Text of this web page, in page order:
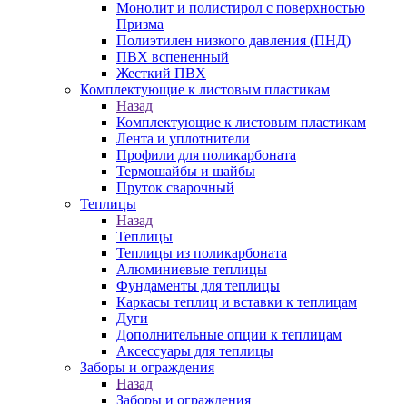
Монолит и полистирол с поверхностью
Призма
Полиэтилен низкого давления (ПНД)
ПВХ вспененный
Жесткий ПВХ
Комплектующие к листовым пластикам
Назад
Комплектующие к листовым пластикам
Лента и уплотнители
Профили для поликарбоната
Термошайбы и шайбы
Пруток сварочный
Теплицы
Назад
Теплицы
Теплицы из поликарбоната
Алюминиевые теплицы
Фундаменты для теплицы
Каркасы теплиц и вставки к теплицам
Дуги
Дополнительные опции к теплицам
Аксессуары для теплицы
Заборы и ограждения
Назад
Заборы и ограждения